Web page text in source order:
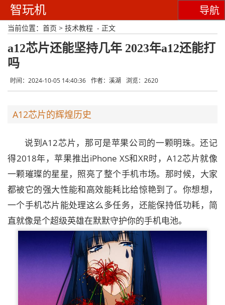
智玩机 导航
当前位置： 首页 > 技术教程 - 正文
a12芯片还能坚持几年 2023年a12还能打
吗
时间：2024-10-05 14:40:36 作者：溪湖 浏览：2620
A12芯片的辉煌历史
说到A12芯片，那可是苹果公司的一颗明珠。还记
得2018年，苹果推出iPhone XS和XR时，A12芯片就像
一颗璀璨的星星，照亮了整个手机市场。那时候，大家
都被它的强大性能和高效能耗比给惊艳到了。你想想，
一个手机芯片能处理这么多任务，还能保持低功耗，简
直就像是个超级英雄在默默守护你的手机电池。